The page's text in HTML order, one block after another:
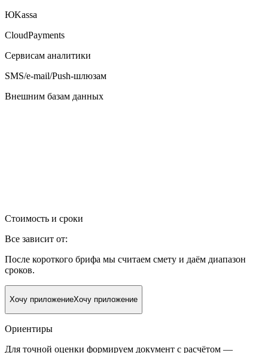
ЮKassa
CloudPayments
Сервисам аналитики
SMS/e-mail/Push-шлюзам
Внешним базам данных
Стоимость и сроки
Все зависит от:
После короткого брифа мы считаем смету и даём диапазон
сроков.
Хочу приложениеХочу приложение
Ориентиры
Для точной оценки формируем документ с расчётом —